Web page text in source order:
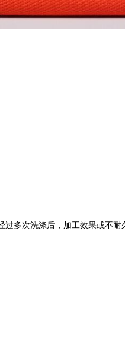
次洗涤后，加工效果或不